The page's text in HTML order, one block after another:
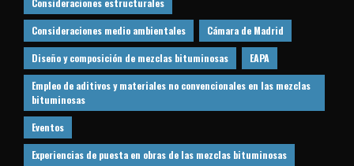
Consideraciones estructurales
Consideraciones medio ambientales Cámara de Madrid
Diseño y composición de mezclas bituminosas EAPA
Empleo de aditivos y materiales no convencionales en las mezclas
bituminosas
Eventos
Experiencias de puesta en obras de las mezclas bituminosas